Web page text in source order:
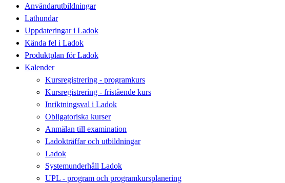
Användarutbildningar
Lathundar
Uppdateringar i Ladok
Kända fel i Ladok
Produktplan för Ladok
Kalender
Kursregistrering - programkurs
Kursregistrering - fristående kurs
Inriktningsval i Ladok
Obligatoriska kurser
Anmälan till examination
Ladokträffar och utbildningar
Ladok
Systemunderhåll Ladok
UPL - program och programkursplanering